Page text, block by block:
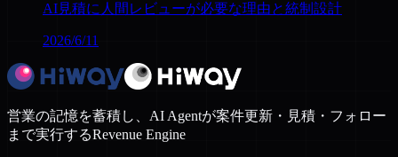
AI見積に人間レビューが必要な理由と統制設計
2026/6/11
営業の記憶を蓄積し、AI Agentが案件更新・見積・フォロー
まで実行するRevenue Engine